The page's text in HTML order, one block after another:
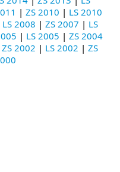
| ZS 2010 | LS 2010
LS 2008 | ZS 2007 | LS
| LS 2005 | ZS 2004
ZS 2002 | LS 2002 | ZS